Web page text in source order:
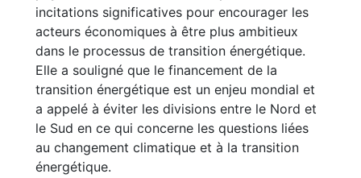
incitations significatives pour encourager les
acteurs économiques à être plus ambitieux
dans le processus de transition énergétique.
Elle a souligné que le financement de la
transition énergétique est un enjeu mondial et
a appelé à éviter les divisions entre le Nord et
le Sud en ce qui concerne les questions liées
au changement climatique et à la transition
énergétique.